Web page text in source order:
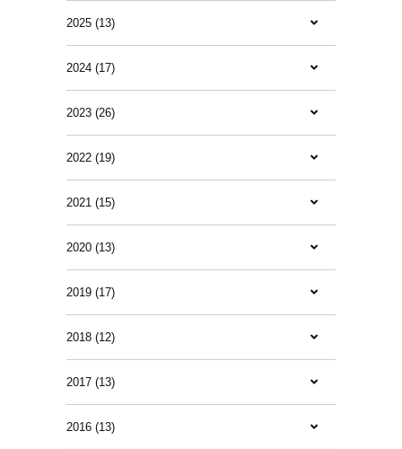
2025 (13)
2024 (17)
2023 (26)
2022 (19)
2021 (15)
2020 (13)
2019 (17)
2018 (12)
2017 (13)
2016 (13)